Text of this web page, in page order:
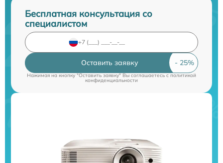
Бесплатная консультация со
специалистом
Оставить заявку
Нажимая на кнопку "Оставить заявку" Вы соглашаетесь cполитикой
конфиденциальности